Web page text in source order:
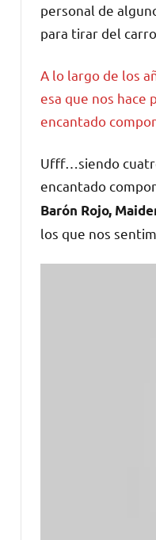
personal de
para tirar del carro.
A lo largo de los
esa que nos hace
encantado
Ufff…siendo
encantado
Barón Rojo,
los que nos